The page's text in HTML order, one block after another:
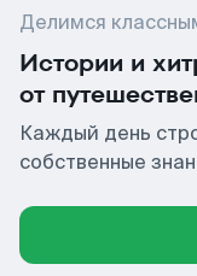
Делимся
Истории и
от
Каждый день
собственные